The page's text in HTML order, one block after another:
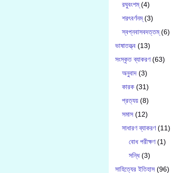
রঘুবংশম্(4)
শরৎবর্ণনম্(3)
স্বপ্নবাসবদত্তম্(6)
ভাষাতত্ত্ব (13)
সংস্কৃত ব্যাকরণ(63)
অনুবাদ (3)
কারক (31)
প্রত্যয় (8)
সমাস (12)
সাধারণ ব্যাকরণ(11)
বোধ পরীক্ষণ(1)
সন্ধি(3)
সাহিত্যের ইতিহাস (96)